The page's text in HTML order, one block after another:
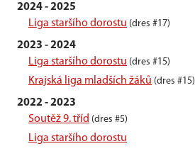
2024 - 2025
Liga staršího dorostu (dres #17)
2023 - 2024
Liga staršího dorostu (dres #15)
Krajská liga mladších žáků (dres #15)
2022 - 2023
Soutěž 9. tříd (dres #5)
Liga staršího dorostu